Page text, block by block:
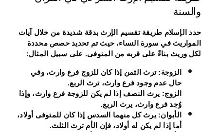
والسنة
حدد الإسلام طريقة تقسيم الإرث بدقة شديدة من خلال آيات
المواريث في سورة النساء، حيث تم تحديد حصص محددة
لكل وريث بناءً على قربه من المتوفى. على سبيل المثال:
الزوجة: ترث الثمن إذا كان للزوج فرع وارث، وفي
حال عدم وجود فرع وارث، ترث الربع.
الزوج: يرث النصف إذا لم يكن للزوجة فرع وارث، وإذا
وُجد فرع وارث، يرث الربع.
الأبوان: يرث كل منهما السدس إذا كان للمتوفى أولاد،
أما إذا لم يكن له أولاد، فإن الأم ترث الثلث.